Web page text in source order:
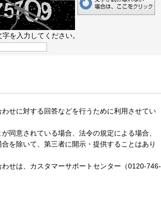
字を入力してください。
せに対する回答などを行うために利用させてい
同意されている場合、法令の規定による場合、
を除いて、第三者に開示・提供することはあり
せは、カスタマーサポートセンター（0120-746-